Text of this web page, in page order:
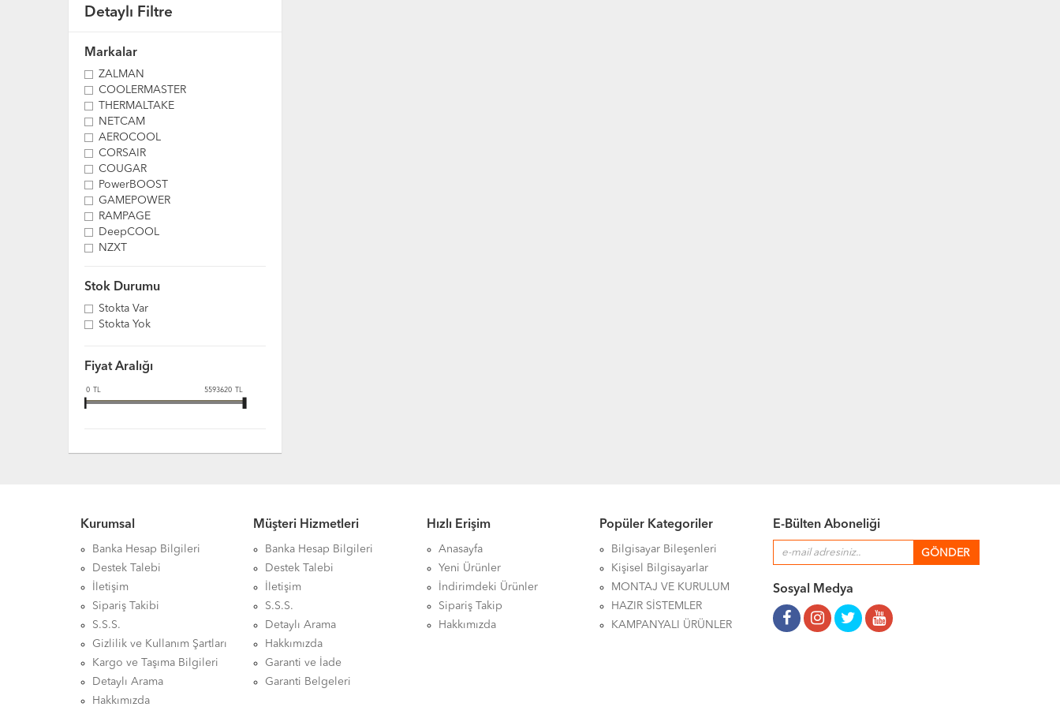
Detaylı Filtre
Markalar
ZALMAN
COOLERMASTER
THERMALTAKE
NETCAM
AEROCOOL
CORSAIR
COUGAR
PowerBOOST
GAMEPOWER
RAMPAGE
DeepCOOL
NZXT
Stok Durumu
Stokta Var
Stokta Yok
Fiyat Aralığı
0 TL 5593620TL
Kurumsal
Banka Hesap Bilgileri
Destek Talebi
İletişim
Sipariş Takibi
S.S.S.
Gizlilik ve Kullanım Şartları
Kargo ve Taşıma Bilgileri
Detaylı Arama
Hakkımızda
Müşteri Hizmetleri
Banka Hesap Bilgileri
Destek Talebi
İletişim
S.S.S.
Detaylı Arama
Hakkımızda
Garanti ve İade
Garanti Belgeleri
Hızlı Erişim
Anasayfa
Yeni Ürünler
İndirimdeki Ürünler
Sipariş Takip
Hakkımızda
Popüler Kategoriler
Bilgisayar Bileşenleri
Kişisel Bilgisayarlar
MONTAJ VE KURULUM
HAZIR SİSTEMLER
KAMPANYALI ÜRÜNLER
E-Bülten Aboneliği
Sosyal Medya